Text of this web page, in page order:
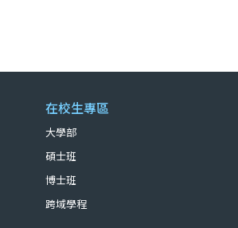
在校生專區
大學部
碩士班
博士班
跨域學程